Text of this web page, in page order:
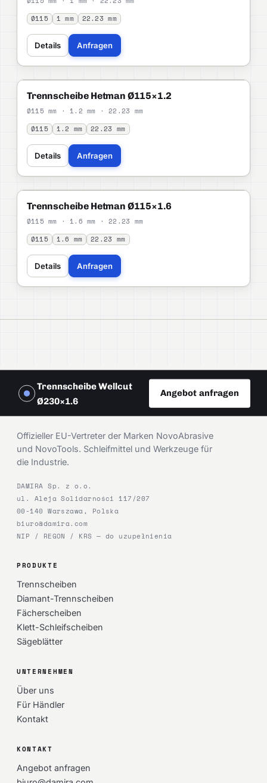
Ø115 1 mm 22.23 mm
Details Anfragen
STANDARD
Trennscheibe Hetman Ø115×1.2
Ø115 mm · 1.2 mm · 22.23 mm
Ø115 1.2 mm 22.23 mm
Details Anfragen
STANDARD
Trennscheibe Hetman Ø115×1.6
Ø115 mm · 1.6 mm · 22.23 mm
Ø115 1.6 mm 22.23 mm
Details Anfragen
Trennscheibe Wellcut
Ø230×1.6
Angebot anfragen
DAMIRA
Offizieller EU-Vertreter der Marken NovoAbrasive
und NovoTools. Schleifmittel und Werkzeuge für
die Industrie.
DAMIRA Sp. z o.o.
ul. Aleja Solidarności 117/207
00-140 Warszawa, Polska
biuro@damira.com
NIP / REGON / KRS — do uzupełnienia
PRODUKTE
Trennscheiben
Diamant-Trennscheiben
Fächerscheiben
Klett-Schleifscheiben
Sägeblätter
UNTERNEHMEN
Über uns
Für Händler
Kontakt
KONTAKT
Angebot anfragen